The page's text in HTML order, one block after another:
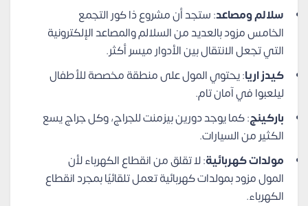
سلالم ومصاعد: ستجد أن مشروع ذا كور التجمع
الخامس مزود بالعديد من السلالم والمصاعد الإلكترونية
التي تجعل الانتقال بين الأدوار ميسر أكثر.
كيدز اريا: يحتوي المول على منطقة مخصصة للأطفال
ليلعبوا في آمان تام.
باركينج: كما يوجد دورين بيزمنت للجراج، وكل جراج يسع
الكثير من السيارات.
مولدات كهربائية: لا تقلق من انقطاع الكهرباء لأن
المول مزود بمولدات كهربائية تعمل تلقائيًا بمجرد انقطاع
الكهرباء.